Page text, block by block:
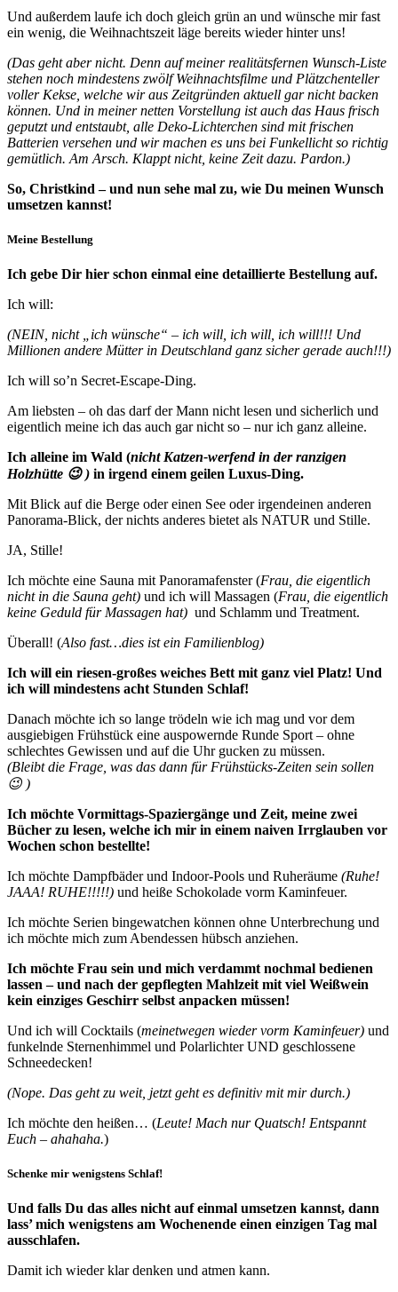
Und außerdem laufe ich doch gleich grün an und wünsche mir fast
ein wenig, die Weihnachtszeit läge bereits wieder hinter uns!
(Das geht aber nicht. Denn auf meiner realitätsfernen Wunsch-Liste
stehen noch mindestens zwölf Weihnachtsfilme und Plätzchenteller
voller Kekse, welche wir aus Zeitgründen aktuell gar nicht backen
können. Und in meiner netten Vorstellung ist auch das Haus frisch
geputzt und entstaubt, alle Deko-Lichterchen sind mit frischen
Batterien versehen und wir machen es uns bei Funkellicht so richtig
gemütlich. Am Arsch. Klappt nicht, keine Zeit dazu. Pardon.)
So, Christkind – und nun sehe mal zu, wie Du meinen Wunsch
umsetzen kannst!
Meine Bestellung
Ich gebe Dir hier schon einmal eine detaillierte Bestellung auf.
Ich will:
(NEIN, nicht „ich wünsche“ – ich will, ich will, ich will!!! Und
Millionen andere Mütter in Deutschland ganz sicher gerade auch!!!)
Ich will so’n Secret-Escape-Ding.
Am liebsten – oh das darf der Mann nicht lesen und sicherlich und
eigentlich meine ich das auch gar nicht so – nur ich ganz alleine.
Ich alleine im Wald (nicht Katzen-werfend in der ranzigen
Holzhütte 😉 ) in irgend einem geilen Luxus-Ding.
Mit Blick auf die Berge oder einen See oder irgendeinen anderen
Panorama-Blick, der nichts anderes bietet als NATUR und Stille.
JA, Stille!
Ich möchte eine Sauna mit Panoramafenster (Frau, die eigentlich
nicht in die Sauna geht) und ich will Massagen (Frau, die eigentlich
keine Geduld für Massagen hat) und Schlamm und Treatment.
Überall! (Also fast…dies ist ein Familienblog)
Ich will ein riesen-großes weiches Bett mit ganz viel Platz! Und
ich will mindestens acht Stunden Schlaf!
Danach möchte ich so lange trödeln wie ich mag und vor dem
ausgiebigen Frühstück eine auspowernde Runde Sport – ohne
schlechtes Gewissen und auf die Uhr gucken zu müssen.
(Bleibt die Frage, was das dann für Frühstücks-Zeiten sein sollen
😉 )
Ich möchte Vormittags-Spaziergänge und Zeit, meine zwei
Bücher zu lesen, welche ich mir in einem naiven Irrglauben vor
Wochen schon bestellte!
Ich möchte Dampfbäder und Indoor-Pools und Ruheräume (Ruhe!
JAAA! RUHE!!!!!) und heiße Schokolade vorm Kaminfeuer.
Ich möchte Serien bingewatchen können ohne Unterbrechung und
ich möchte mich zum Abendessen hübsch anziehen.
Ich möchte Frau sein und mich verdammt nochmal bedienen
lassen – und nach der gepflegten Mahlzeit mit viel Weißwein
kein einziges Geschirr selbst anpacken müssen!
Und ich will Cocktails (meinetwegen wieder vorm Kaminfeuer) und
funkelnde Sternenhimmel und Polarlichter UND geschlossene
Schneedecken!
(Nope. Das geht zu weit, jetzt geht es definitiv mit mir durch.)
Ich möchte den heißen… (Leute! Mach nur Quatsch! Entspannt
Euch – ahahaha.)
Schenke mir wenigstens Schlaf!
Und falls Du das alles nicht auf einmal umsetzen kannst, dann
lass’ mich wenigstens am Wochenende einen einzigen Tag mal
ausschlafen.
Damit ich wieder klar denken und atmen kann.